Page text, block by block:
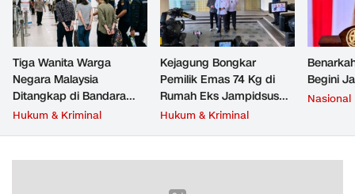
Tiga Wanita Warga
Negara Malaysia
Ditangkap di Bandara
Soetta, Bawa Beragam
Hukum & Kriminal
Kejagung Bongkar
Pemilik Emas 74 Kg di
Rumah Eks Jampidsus
Febrie Adriansyah
Hukum & Kriminal
Begini
Nasional